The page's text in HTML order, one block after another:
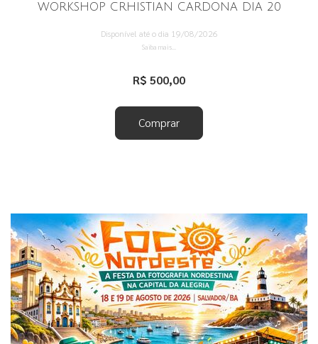
WORKSHOP CRHISTIAN CARDONA DIA 20
Disponível até o dia 19/08/2026
Saiba mais...
R$ 500,00
Comprar